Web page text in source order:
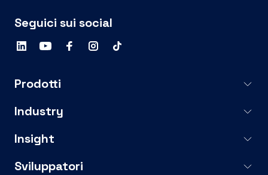
Seguici sui social
Prodotti
Industry
Insight
Sviluppatori